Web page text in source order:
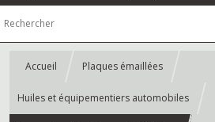
Accueil Plaques émaillées
Huiles et équipementiers automobiles